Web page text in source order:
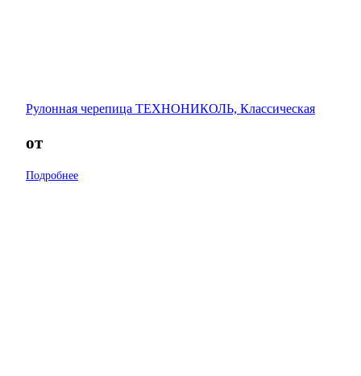
Рулонная черепица ТЕХНОНИКОЛЬ, Классическая
от
Подробнее